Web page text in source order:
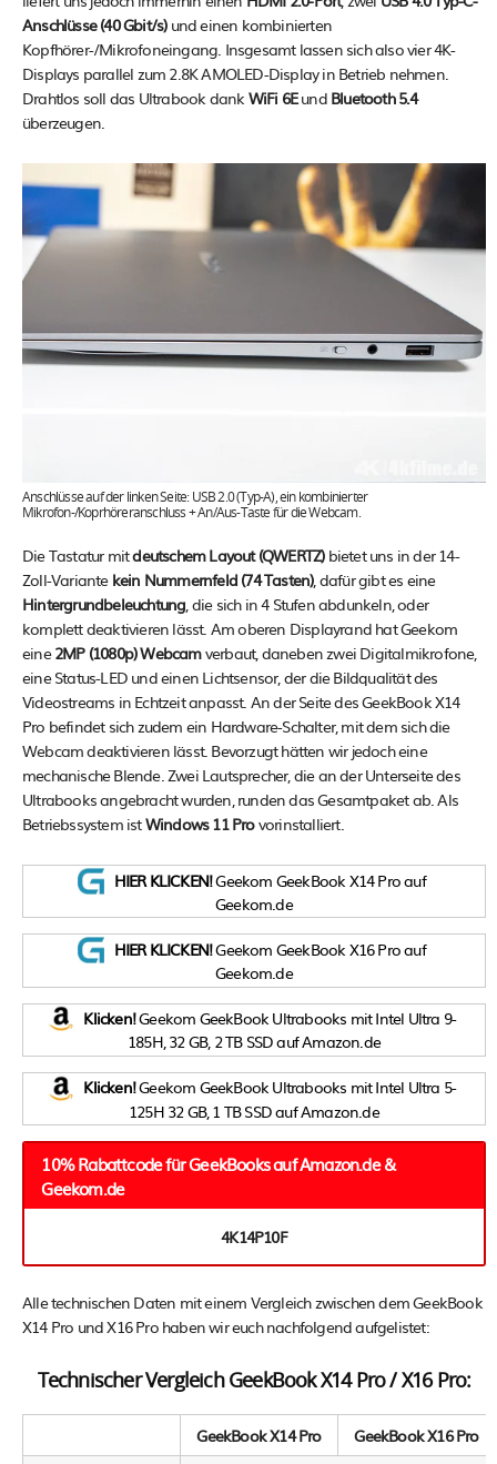
Anschlüsse (40 Gbit/s)und einen kombinierten
Kopfhörer-/Mikrofoneingang. Insgesamt lassen sich also vier 4K-
Displays parallel zum 2.8K AMOLED-Display in Betrieb nehmen.
Drahtlos soll das Ultrabook dank WiFi 6Eund Bluetooth 5.4
überzeugen.
Anschlüsse auf der linken Seite: USB 2.0 (Typ-A), ein kombinierter
Mikrofon-/Koprhöreranschluss + An/Aus-Taste für die Webcam.
Die Tastatur mitdeutschem Layout (QWERTZ)bietet uns in der 14-
Zoll-Variante kein Nummernfeld (74 Tasten), dafür gibt es eine
Hintergrundbeleuchtung, die sich in 4 Stufen abdunkeln, oder
komplett deaktivieren lässt. Am oberen Displayrand hat Geekom
eine2MP (1080p) Webcamverbaut, daneben zwei Digitalmikrofone,
eine Status-LED und einen Lichtsensor, der die Bildqualität des
Videostreams in Echtzeit anpasst. An der Seite des GeekBook X14
Pro befindet sich zudem ein Hardware-Schalter, mit dem sich die
Webcam deaktivieren lässt. Bevorzugt hätten wir jedoch eine
mechanische Blende. Zwei Lautsprecher, die an der Unterseite des
Ultrabooks angebracht wurden, runden das Gesamtpaket ab. Als
Betriebssystem istWindows 11 Provorinstalliert.
HIER KLICKEN!Geekom GeekBook X14 Pro auf
Geekom.de
HIER KLICKEN!Geekom GeekBook X16 Pro auf
Geekom.de
Klicken!Geekom GeekBook Ultrabooks mit Intel Ultra 9-
185H, 32 GB, 2 TB SSD auf Amazon.de
Klicken!Geekom GeekBook Ultrabooks mit Intel Ultra 5-
125H 32 GB, 1 TB SSD auf Amazon.de
10% Rabattcode für GeekBooks auf Amazon.de &
Geekom.de
4K14P10F
Alle technischen Daten mit einem Vergleich zwischen dem GeekBook
X14 Pro und X16 Pro haben wir euch nachfolgend aufgelistet:
Technischer Vergleich GeekBook X14 Pro / X16 Pro:
GeekBook X14 Pro GeekBook X16 Pro